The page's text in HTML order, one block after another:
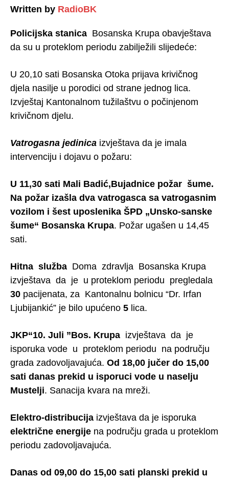
Written by RadioBK
Policijska stanica Bosanska Krupa obavještava
da su u proteklom periodu zabilježili slijedeće:
U 20,10 sati Bosanska Otoka prijava krivičnog
djela nasilje u porodici od strane jednog lica.
Izvještaj Kantonalnom tužilaštvu o počinjenom
krivičnom djelu.
Vatrogasna jedinica izvještava da je imala
intervenciju i dojavu o požaru:
U 11,30 sati Mali Badić,Bujadnice požar šume.
Na požar izašla dva vatrogasca sa vatrogasnim
vozilom i šest uposlenika ŠPD „Unsko-sanske
šume“ Bosanska Krupa. Požar ugašen u 14,45
sati.
Hitna služba Doma zdravlja Bosanska Krupa
izvještava da je u proteklom periodu pregledala
30 pacijenata, za Kantonalnu bolnicu “Dr. Irfan
Ljubijankić” je bilo upućeno 5 lica.
JKP“10. Juli ”Bos. Krupa izvještava da je
isporuka vode u proteklom periodu na području
grada zadovoljavajuća. Od 18,00 jučer do 15,00
sati danas prekid u isporuci vode u naselju
Mustelji. Sanacija kvara na mreži.
Elektro-distribucija izvještava da je isporuka
električne energije na području grada u proteklom
periodu zadovoljavajuća.
Danas od 09,00 do 15,00 sati planski prekid u